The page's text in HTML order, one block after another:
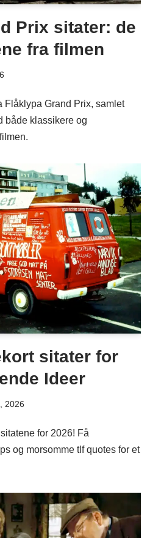
Prix sitater: de
fra filmen
Flåklypa Grand Prix, samlet
både klassikere og
sitater for
Ideer
2026
for 2026! Få
og morsomme tlf quotes for et